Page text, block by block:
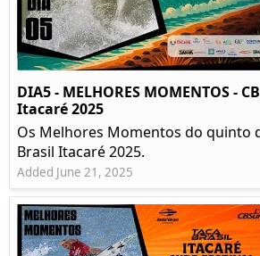
DIA5 - MELHORES MOMENTOS -
Itacaré 2025
Os Melhores Momentos do quinto
Brasil Itacaré 2025.
Added June 21, 2025